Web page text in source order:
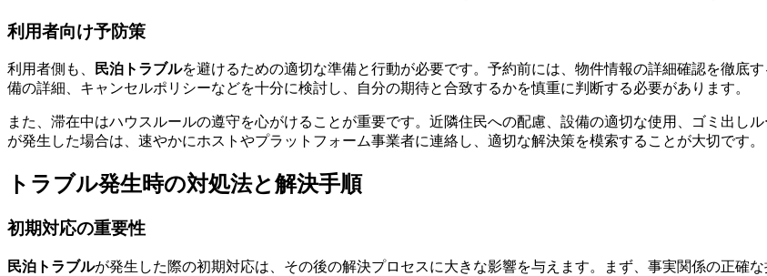
利用者向け予防策
利用者側も、 民泊トラブルを避けるための適切な準備と行動が必要です。予約前には、物件情報の詳細確認を徹底
備の詳細、キャンセルポリシーなどを十分に検討し、自分の期待と合致するかを慎重に判断する必要があります。
また、滞在中はハウスルールの遵守を心がけることが重要です。近隣住民への配慮、設備の適切な使用、ゴミ出し
が発生した場合は、速やかにホストやプラットフォーム事業者に連絡し、適切な解決策を模索することが大切です。
トラブル発生時の対処法と解決手順
初期対応の重要性
民泊トラブルが発生した際の初期対応は、その後の解決プロセスに大きな影響を与えます。まず、事実関係の正確